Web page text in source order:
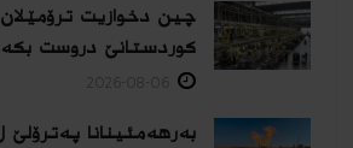
چین دخوازیت
كوردستانێ دروست
بەرهەمئینانا